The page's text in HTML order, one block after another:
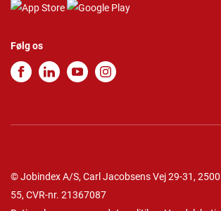
Følg os
© Jobindex A/S, Carl Jacobsens Vej 29-31, 2500
55, CVR-nr. 21367087